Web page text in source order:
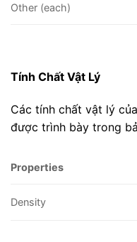
Other (each)
Tính Chất Vật Lý
Các tính chất vật lý của
được trình bày trong
Properties
Density